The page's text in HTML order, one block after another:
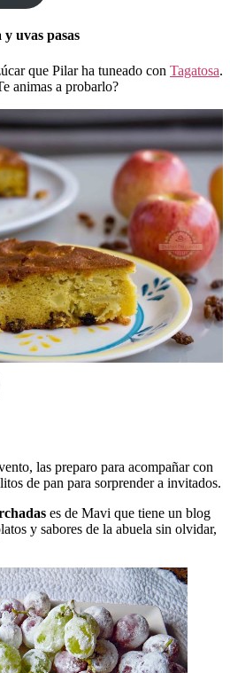
uvas pasas
que Pilar ha tuneado con Tagatosa.
animas a probarlo?
las preparo para acompañar con
de pan para sorprender a invitados.
es de Mavi que tiene un blog
y sabores de la abuela sin olvidar,